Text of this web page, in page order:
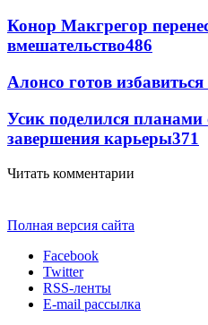
Конор Макгрегор
вмешательство486
Алонсо готов
Усик поделился планами
завершения карьеры371
Читать комментарии
Полная версия сайта
Facebook
Twitter
RSS-ленты
E-mail рассылка